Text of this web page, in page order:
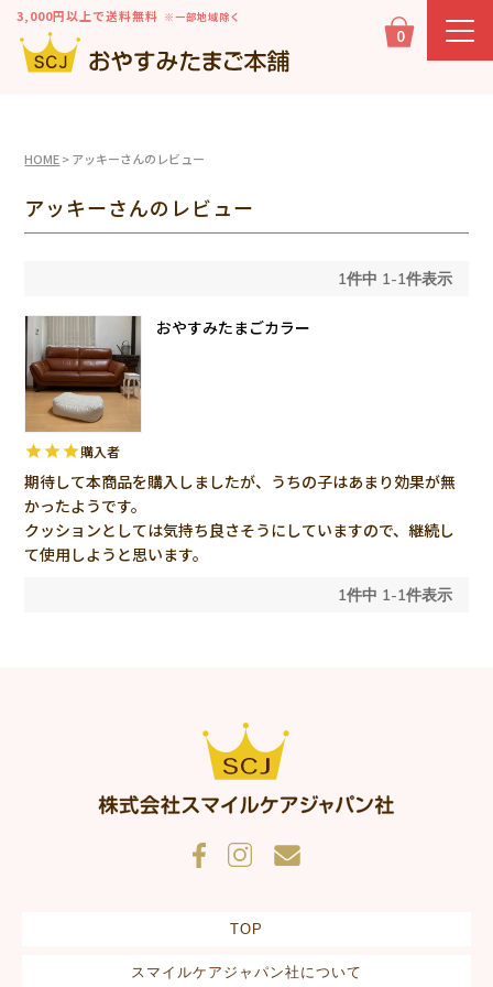
3,000円以上で送料無料 ※一部地域除く
0
HOME アッキーさんのレビュー
アッキーさんのレビュー
1件中 1-1件表示
おやすみたまごカラー
購入者
期待して本商品を購入しましたが、うちの子はあまり効果が無
かったようです。
クッションとしては気持ち良さそうにしていますので、継続し
て使用しようと思います。
1件中 1-1件表示
TOP
スマイルケアジャパン社について